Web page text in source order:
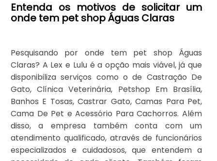
Entenda os motivos de solicitar um
onde tem pet shop Águas Claras
Pesquisando por onde tem pet shop Águas
Claras? A Lex e Lulu é a opção mais viável, já que
disponibiliza serviços como o de Castração De
Gato, Clínica Veterinária, Petshop Em Brasília,
Banhos E Tosas, Castrar Gato, Camas Para Pet,
Cama De Pet e Acessório Para Cachorros. Além
disso, a empresa também conta com um
atendimento qualificado, através de funcionários
especializados e cuidadosos, que entendem a